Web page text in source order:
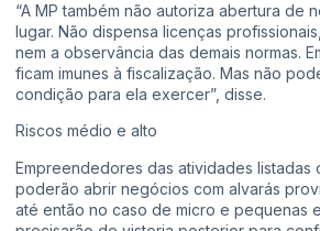
“A MP também não autoriza abertura de
lugar. Não dispensa licenças
nem a observância das demais normas.
ficam imunes à fiscalização. Mas não
condição para ela exercer”, disse.
Riscos médio e alto
Empreendedores das atividades listadas
poderão abrir negócios com alvarás
até então no caso de micro e pequenas